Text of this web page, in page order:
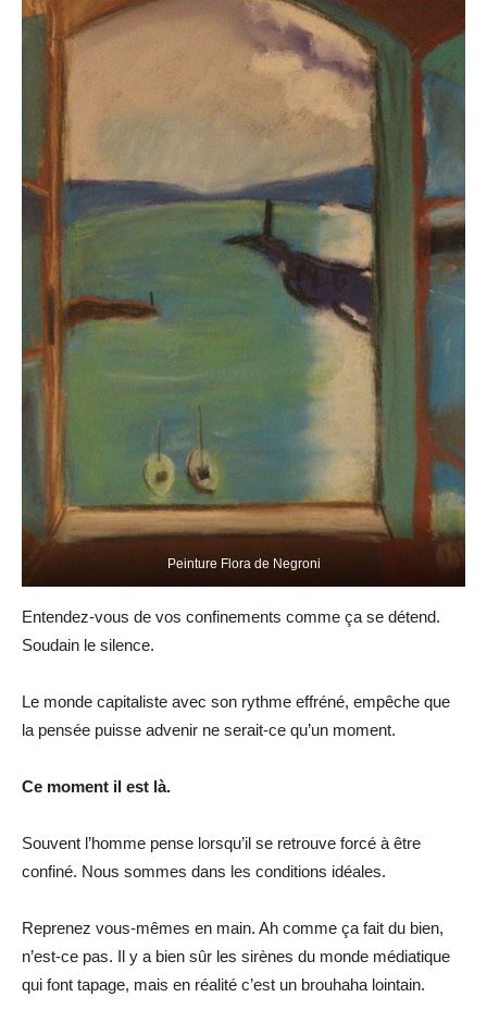
Peinture Flora de Negroni
Entendez-vous de vos confinements comme ça se détend.
Soudain le silence.
Le monde capitaliste avec son rythme effréné, empêche que
la pensée puisse advenir ne serait-ce qu’un moment.
Ce moment il est là.
Souvent l’homme pense lorsqu’il se retrouve forcé à être
confiné. Nous sommes dans les conditions idéales.
Reprenez vous-mêmes en main. Ah comme ça fait du bien,
n’est-ce pas. Il y a bien sûr les sirènes du monde médiatique
qui font tapage, mais en réalité c’est un brouhaha lointain.